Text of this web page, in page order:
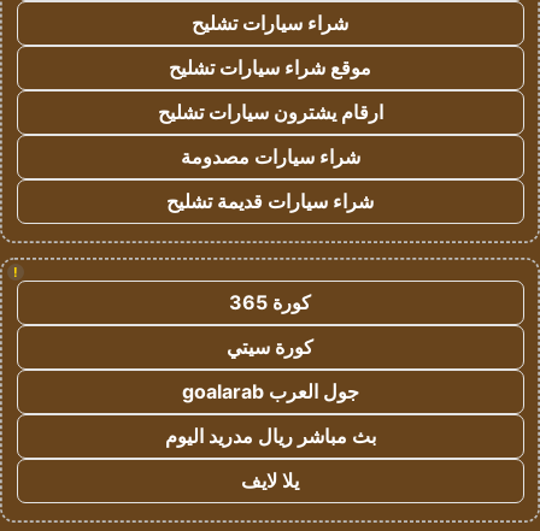
شراء سيارات تشليح
موقع شراء سيارات تشليح
ارقام يشترون سيارات تشليح
شراء سيارات مصدومة
شراء سيارات قديمة تشليح
!
كورة 365
كورة سيتي
جول العرب goalarab
بث مباشر ريال مدريد اليوم
يلا لايف